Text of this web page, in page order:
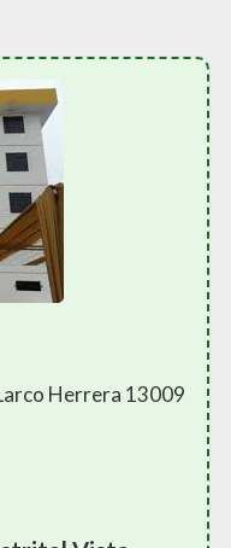
Herrera 13009